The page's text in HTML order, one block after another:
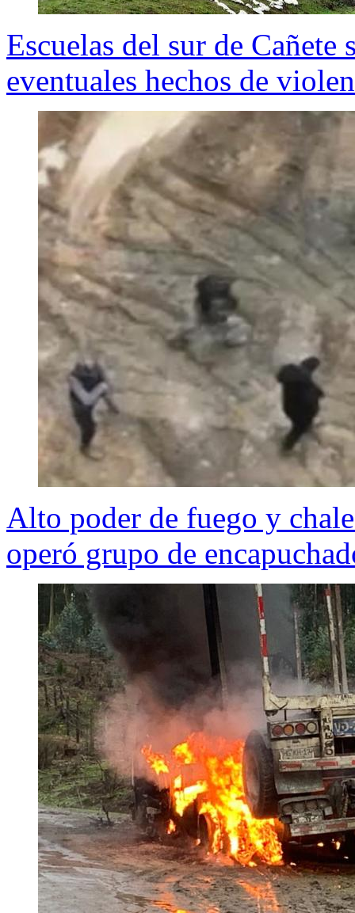
Escuelas del sur de Cañete
eventuales hechos de
Alto poder de fuego y
operó grupo de